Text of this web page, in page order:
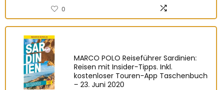
0
MARCO POLO Reiseführer Sardinien:
Reisen mit Insider-Tipps. Inkl.
kostenloser Touren-App Taschenbuch
– 23. Juni 2020